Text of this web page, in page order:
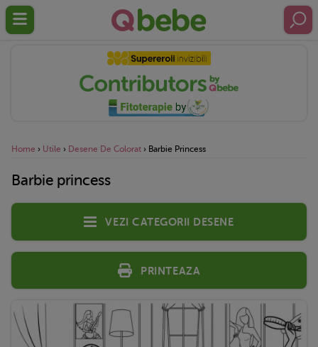
Home › Utile › Desene De Colorat › Barbie Princess
Barbie princess
Vezi categorii desene
Printeaza